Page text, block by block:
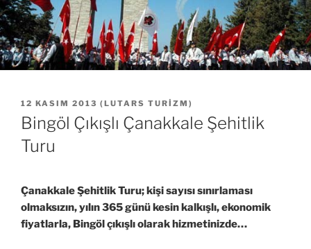
YAYIM
TARIHI
12 KASIM 2013 ( LUTARS TURIZM )
Bingöl Çıkışlı Çanakkale Şehitlik
Turu
Çanakkale Şehitlik Turu; kişi sayısı sınırlaması
olmaksızın, yılın 365 günü kesin kalkışlı, ekonomik
fiyatlarla, Bingöl çıkışlı olarak hizmetinizde…